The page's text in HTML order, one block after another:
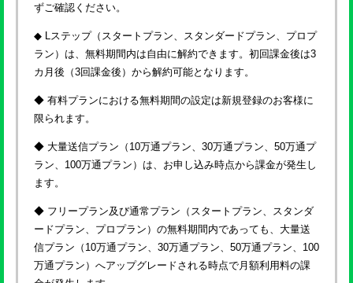
ずご確認ください。
◆ Lステップ（スタートプラン、スタンダードプラン、プロプ
ラン）は、無料期間内は自由に解約できます。初回課金後は3
カ月後（3回課金後）から解約可能となります。
◆ 有料プランにおける無料期間の設定は新規登録のお客様に
限られます。
◆ 大量送信プラン（10万通プラン、30万通プラン、50万通プ
ラン、100万通プラン）は、お申し込み時点から課金が発生し
ます。
◆ フリープラン及び通常プラン（スタートプラン、スタンダ
ードプラン、プロプラン）の無料期間内であっても、大量送
信プラン（10万通プラン、30万通プラン、50万通プラン、100
万通プラン）へアップグレードされる時点で月額利用料の課